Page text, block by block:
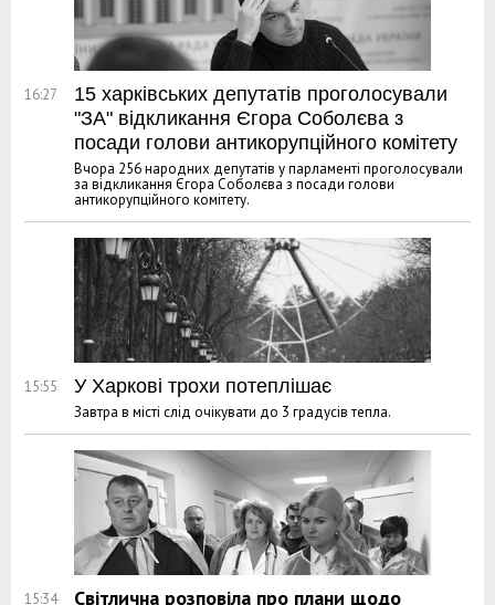
16:27
15 харківських депутатів проголосували
"ЗА" відкликання Єгора Соболєва з
посади голови антикорупційного комітету
Вчора 256 народних депутатів у парламенті проголосували
за відкликання Єгора Соболєва з посади голови
антикорупційного комітету.
15:55 У Харкові трохи потеплішає
Завтра в місті слід очікувати до 3 градусів тепла.
15:34 Світлична розповіла про плани щодо